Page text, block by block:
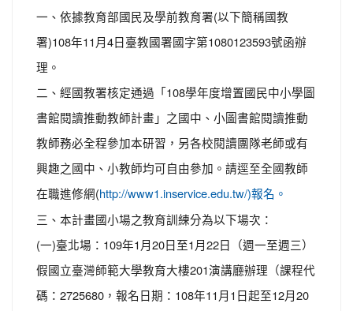
一、依據教育部國民及學前教育署(以下簡稱國教
署)108年11月4日臺教國署國字第1080123593號函辦
理。
二、經國教署核定通過「108學年度增置國民中小學圖
書館閱讀推動教師計畫」之國中、小圖書館閱讀推動
教師務必全程參加本研習，另各校閱讀團隊老師或有
興趣之國中、小教師均可自由參加。請逕至全國教師
在職進修網( http://www1.inservice.edu.tw/)報名。
三、本計畫國小場之教育訓練分為以下場次：
(一)臺北場：109年1月20日至1月22日（週一至週三）
假國立臺灣師範大學教育大樓201演講廳辦理（課程代
碼：2725680，報名日期：108年11月1日起至12月20